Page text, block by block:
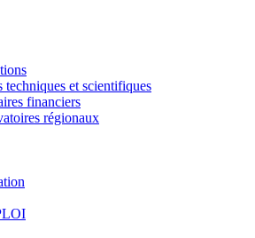
techniques et scientifiques
financiers
régionaux